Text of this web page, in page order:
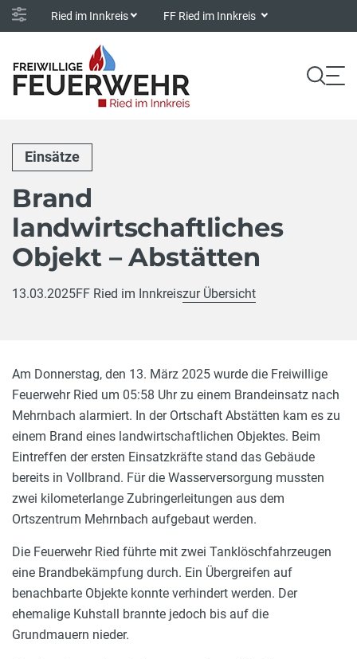
Ried im Innkreis FF Ried im Innkreis
Einsätze
Brand
landwirtschaftliches
Objekt – Abstätten
13.03.2025FF Ried im Innkreiszur Übersicht
Am Donnerstag, den 13. März 2025 wurde die Freiwillige
Feuerwehr Ried um 05:58 Uhr zu einem Brandeinsatz nach
Mehrnbach alarmiert. In der Ortschaft Abstätten kam es zu
einem Brand eines landwirtschaftlichen Objektes. Beim
Eintreffen der ersten Einsatzkräfte stand das Gebäude
bereits in Vollbrand. Für die Wasserversorgung mussten
zwei kilometerlange Zubringerleitungen aus dem
Ortszentrum Mehrnbach aufgebaut werden.
Die Feuerwehr Ried führte mit zwei Tanklöschfahrzeugen
eine Brandbekämpfung durch. Ein Übergreifen auf
benachbarte Objekte konnte verhindert werden. Der
ehemalige Kuhstall brannte jedoch bis auf die
Grundmauern nieder.